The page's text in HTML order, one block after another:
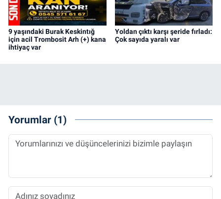
9 yaşındaki Burak Keskintığ
için acil Trombosit Arh (+) kana
ihtiyaç var
Yoldan çıktı karşı şeride fırladı:
Çok sayıda yaralı var
Yorumlar (1)